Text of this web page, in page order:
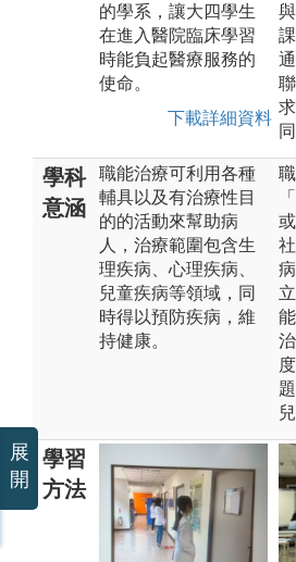
的學系，讓大四學生
在進入醫院臨床學習
時能負起醫療服務的
使命。
下載詳細資料
學科
意涵
職能治療可利用各種
輔具以及有治療性目
的的活動來幫助病
人，治療範圍包含生
理疾病、心理疾病、
兒童疾病等領域，同
時得以預防疾病，維
持健康。
學習
方法
展
開